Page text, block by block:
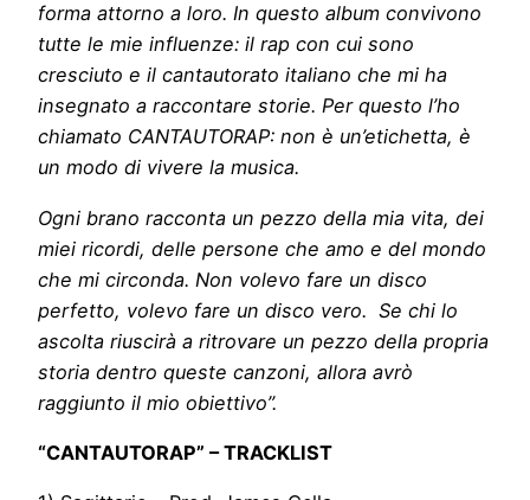
forma attorno a loro. In questo album convivono
tutte le mie influenze: il rap con cui sono
cresciuto e il cantautorato italiano che mi ha
insegnato a raccontare storie. Per questo l’ho
chiamato CANTAUTORAP: non è un’etichetta, è
un modo di vivere la musica.
Ogni brano racconta un pezzo della mia vita, dei
miei ricordi, delle persone che amo e del mondo
che mi circonda. Non volevo fare un disco
perfetto, volevo fare un disco vero. Se chi lo
ascolta riuscirà a ritrovare un pezzo della propria
storia dentro queste canzoni, allora avrò
raggiunto il mio obiettivo”.
“CANTAUTORAP” – TRACKLIST